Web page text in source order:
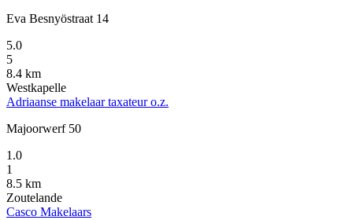
Eva Besnyöstraat 14
5.0
5
8.4 km
Westkapelle
Adriaanse makelaar taxateur o.z.
Majoorwerf 50
1.0
1
8.5 km
Zoutelande
Casco Makelaars